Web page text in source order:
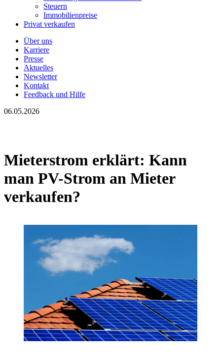
Steuern
Immobilienpreise
Privat verkaufen
Über uns
Karriere
Presse
Aktuelles
Newsletter
Kontakt
Feedback und Hilfe
06.05.2026
Mieterstrom erklärt: Kann
man PV-Strom an Mieter
verkaufen?